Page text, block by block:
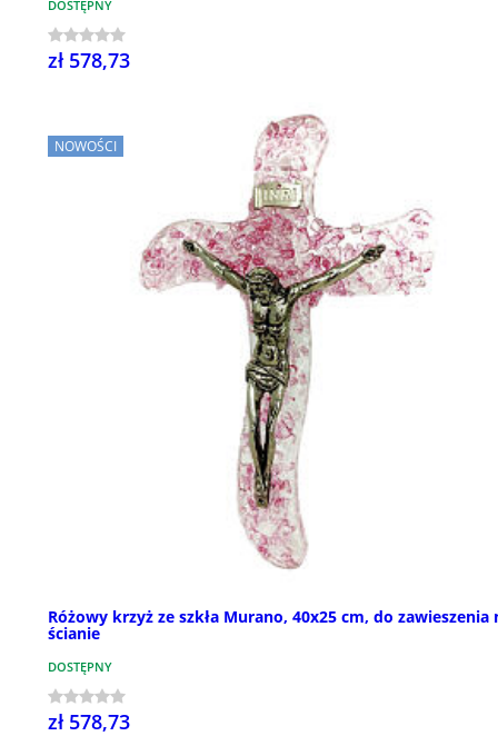
DOSTĘPNY
zł 578,73
NOWOŚCI
Różowy krzyż ze szkła Murano, 40x25 cm, do zawieszenia
ścianie
DOSTĘPNY
zł 578,73